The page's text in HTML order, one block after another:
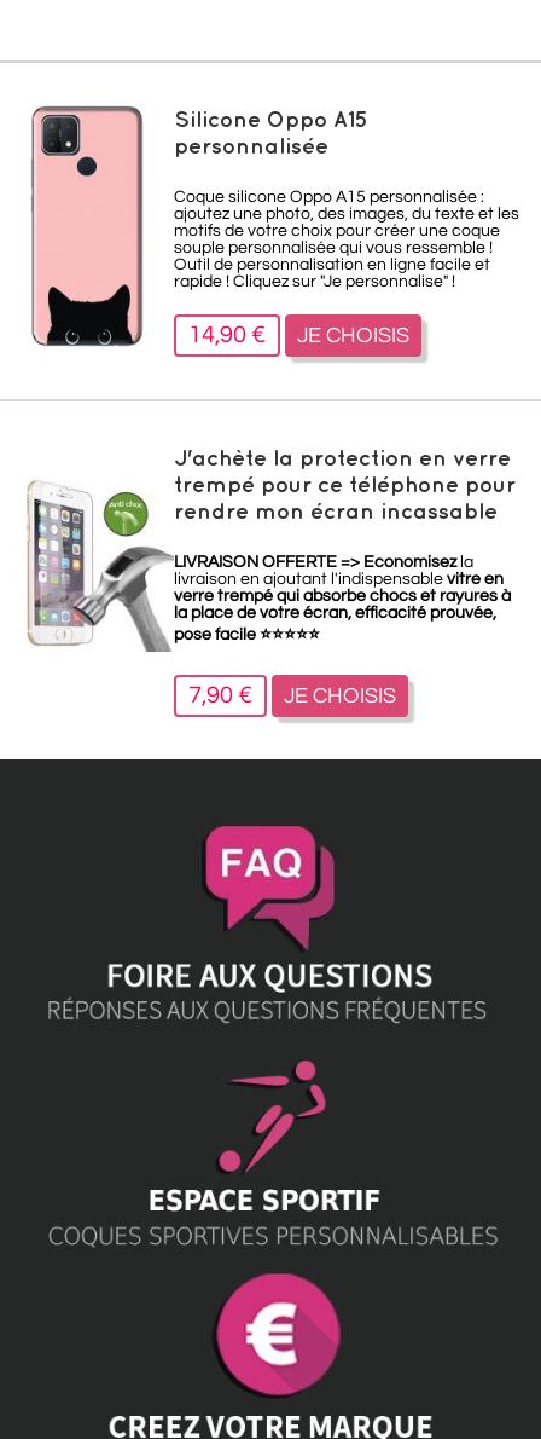
Silicone Oppo A15
personnalisée
Coque silicone Oppo A15 personnalisée :
ajoutez une photo, des images, du texte et les
motifs de votre choix pour créer une coque
souple personnalisée qui vous ressemble !
Outil de personnalisation en ligne facile et
rapide ! Cliquez sur "Je personnalise" !
14,90 € JE CHOISIS
J'achète la protection en verre
trempé pour ce téléphone pour
rendre mon écran incassable
LIVRAISON OFFERTE => Economisezla
livraison en ajoutant l'indispensable vitre en
verre trempé qui absorbe chocs et rayures à
la place de votre écran, efficacité prouvée,
pose facile ⭐⭐⭐⭐⭐
7,90 € JE CHOISIS